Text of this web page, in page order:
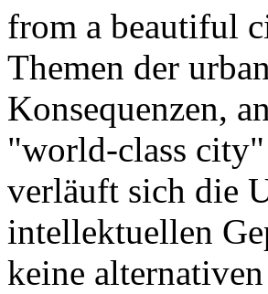
from a beautiful
Themen der
Konsequenzen,
"world-class
verläuft sich die
intellektuellen
keine